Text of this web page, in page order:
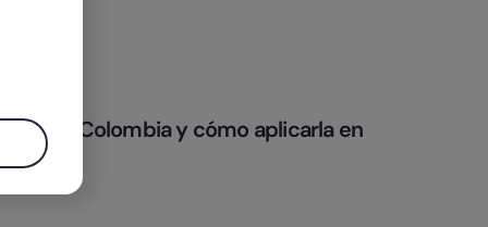
en Colombia y cómo aplicarla en